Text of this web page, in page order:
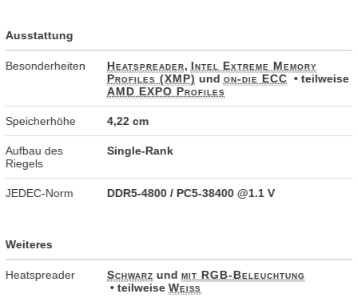
Ausstattung
Besonderheiten Heatspreader, Intel Extreme Memory
Profiles (XMP) und on-die ECC • teilweise
AMD EXPO Profiles
Speicherhöhe 4,22 cm
Aufbau des
Riegels
Single-Rank
JEDEC-Norm DDR5-4800 / PC5-38400 @1.1 V
Weiteres
Heatspreader Schwarz und mit RGB-Beleuchtung
• teilweiseWeiß